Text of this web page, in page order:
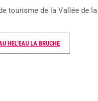
tourisme de la Vallée de
HEL'EAU LA BRUCHE